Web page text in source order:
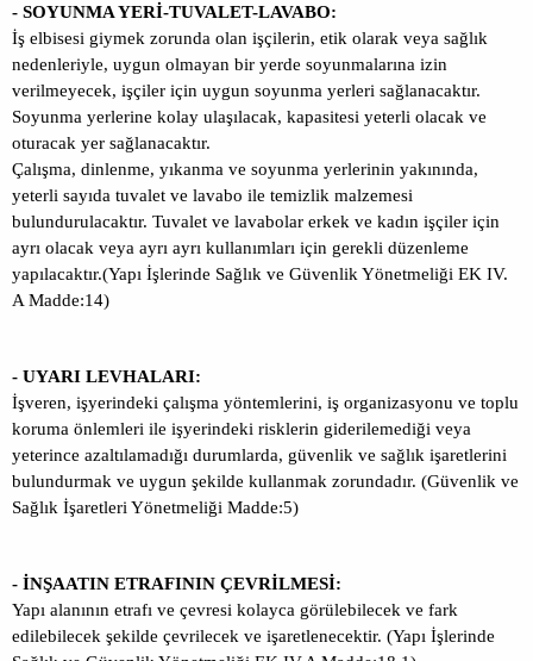
- SOYUNMA YERİ-TUVALET-LAVABO:
İş elbisesi giymek zorunda olan işçilerin, etik olarak veya sağlık
nedenleriyle, uygun olmayan bir yerde soyunmalarına izin
verilmeyecek, işçiler için uygun soyunma yerleri sağlanacaktır.
Soyunma yerlerine kolay ulaşılacak, kapasitesi yeterli olacak ve
oturacak yer sağlanacaktır.
Çalışma, dinlenme, yıkanma ve soyunma yerlerinin yakınında,
yeterli sayıda tuvalet ve lavabo ile temizlik malzemesi
bulundurulacaktır. Tuvalet ve lavabolar erkek ve kadın işçiler için
ayrı olacak veya ayrı ayrı kullanımları için gerekli düzenleme
yapılacaktır.(Yapı İşlerinde Sağlık ve Güvenlik Yönetmeliği EK IV.
A Madde:14)
- UYARI LEVHALARI:
İşveren, işyerindeki çalışma yöntemlerini, iş organizasyonu ve toplu
koruma önlemleri ile işyerindeki risklerin giderilemediği veya
yeterince azaltılamadığı durumlarda, güvenlik ve sağlık işaretlerini
bulundurmak ve uygun şekilde kullanmak zorundadır. (Güvenlik ve
Sağlık İşaretleri Yönetmeliği Madde:5)
- İNŞAATIN ETRAFININ ÇEVRİLMESİ:
Yapı alanının etrafı ve çevresi kolayca görülebilecek ve fark
edilebilecek şekilde çevrilecek ve işaretlenecektir. (Yapı İşlerinde